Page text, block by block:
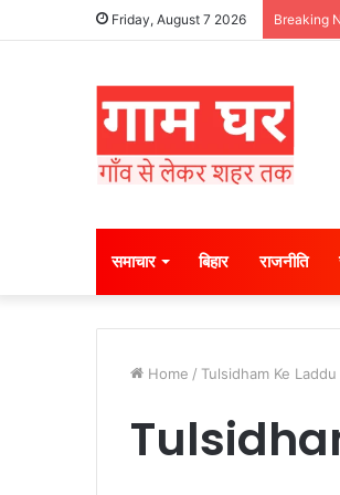
Friday, August 7 2026 Breaking
समाचार बिहार राजनीति
Home / Tulsidham Ke